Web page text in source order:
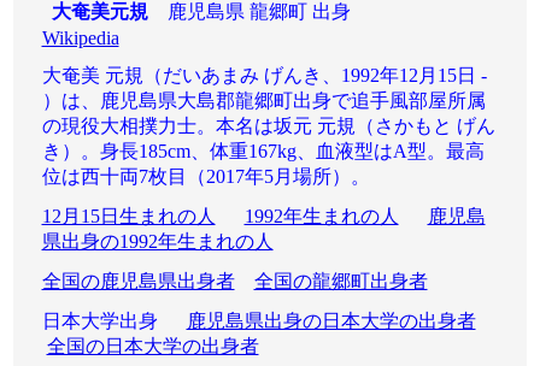
大奄美元規鹿児島県 龍郷町 出身
Wikipedia
大奄美 元規（だいあまみ げんき、1992年12月15日 -
）は、鹿児島県大島郡龍郷町出身で追手風部屋所属
の現役大相撲力士。本名は坂元 元規（さかもと げん
き）。身長185cm、体重167kg、血液型はA型。最高
位は西十両7枚目（2017年5月場所）。
12月15日生まれの人
1992年生まれの人
鹿児島
県出身の1992年生まれの人
全国の鹿児島県出身者
全国の龍郷町出身者
日本大学出身
鹿児島県出身の日本大学の出身者
全国の日本大学の出身者